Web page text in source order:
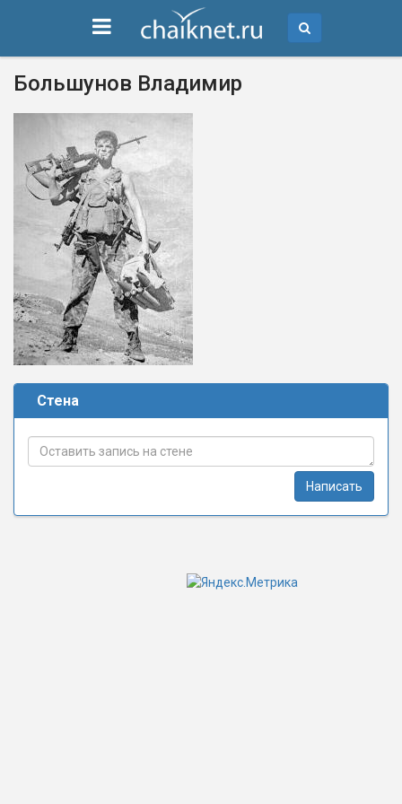
Большунов Владимир
Стена
Написать